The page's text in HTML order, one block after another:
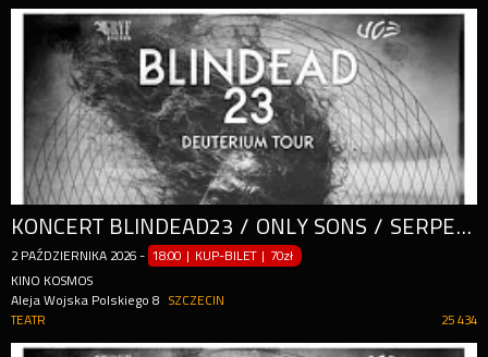
KONCERT BLINDEAD23 / ONLY SONS / SERPENTS
2 PAŹDZIERNIKA 2026 - 18:00 | KUP-BILET | 70zł
KINO KOSMOS
Aleja Wojska Polskiego 8
SZCZECIN
25 434
TEATR